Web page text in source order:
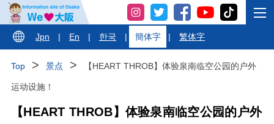
Jpn | En | 한국 | 簡体字 | 繁体字
Top 景点 【HEART THROB】体验泉南临空公园的户外
运动设施！
【HEART THROB】体验泉南临空公园的户外